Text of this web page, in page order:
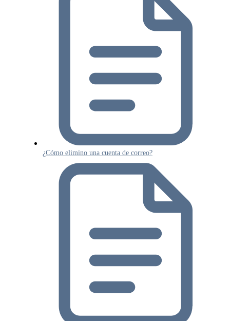
¿Cómo elimino una cuenta de correo?